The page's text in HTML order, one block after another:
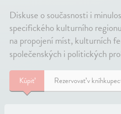
Diskuse o současnosti i
specifického kulturního
na propojení míst, kulturních
společenských i politických
Kúpiť Rezervovať v